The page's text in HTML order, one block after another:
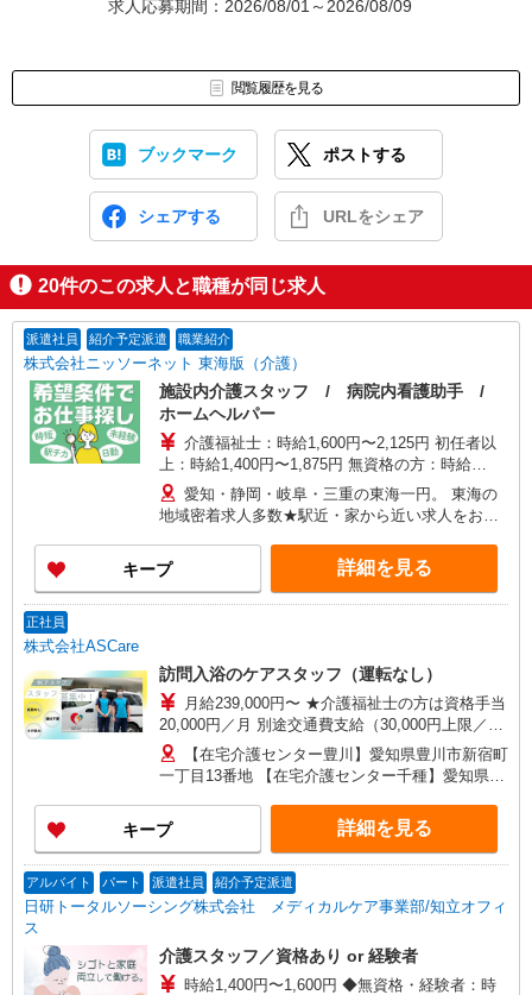
求人応募期間：2026/08/01～2026/08/09
閲覧履歴を見る
ブックマーク ポストする
シェアする URLをシェア
20件のこの求人と職種が同じ求人
派遣社員 紹介予定派遣 職業紹介
株式会社ニッソーネット 東海版（介護）
施設内介護スタッフ / 病院内看護助手 /
ホームヘルパー
介護福祉士：時給1,600円〜2,125円 初任者以
上：時給1,400円〜1,875円 無資格の方：時給
1,300円〜1,750円 ※給与幅は勤務先による +交通
費、諸手当（勤務先による） +0円で介護資格が取
れる （別途規定） ★給与日払い制度あり！
愛知・静岡・岐阜・三重の東海一円。 東海の
地域密着求人多数★駅近・家から近い求人をお探
キープ 詳細を見る
正社員
株式会社ASCare
訪問入浴のケアスタッフ（運転なし）
月給239,000円〜 ★介護福祉士の方は資格手当
20,000円／月 別途交通費支給（30,000円上限／
月） 別途残業手当（月平均残業時間15時間）残業
代全額支給
【在宅介護センター豊川】愛知県豊川市新宿町
一丁目13番地 【在宅介護センター千種】愛知県名
池下2D 【在宅介護センター尾張旭】愛知県尾張旭
市瀬戸川町一丁目202番地 【在宅介護センター岡
崎】愛知県岡崎市羽根東町二丁目8番地3 第
2LAND PLAZA BILL101・102号室 【在宅介護セン
ター刈谷】愛知県刈谷市東陽町三丁目68番地 東
屋】愛知県名古屋市西区上名古屋三丁目25番52
カサデナカノ1階
キープ 詳細を見る
アルバイト パート 派遣社員 紹介予定派遣
日研トータルソーシング株式会社 メディカルケア事業部/知立オフィ
ス
介護スタッフ／資格あり or 経験者
時給1,400円〜1,600円 ◆無資格・経験者：時